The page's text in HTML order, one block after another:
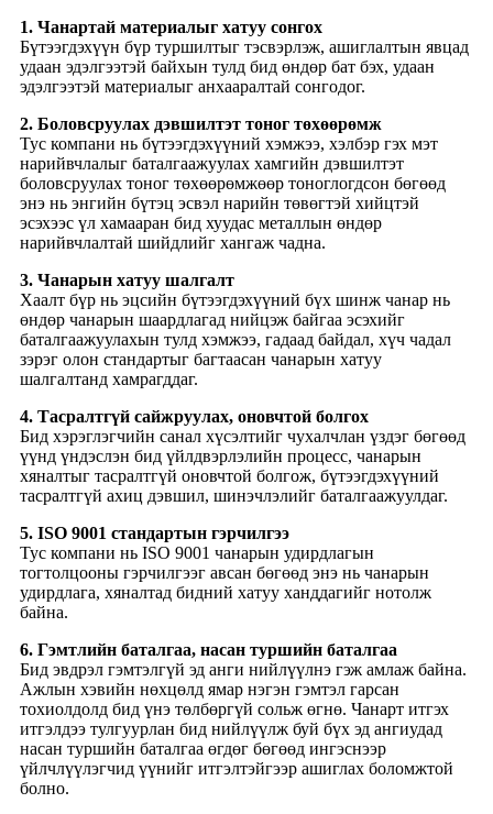
1. Чанартай материалыг хатуу сонгох
Бүтээгдэхүүн бүр туршилтыг тэсвэрлэж, ашиглалтын явцад
удаан эдэлгээтэй байхын тулд бид өндөр бат бэх, удаан
эдэлгээтэй материалыг анхааралтай сонгодог.
2. Боловсруулах дэвшилтэт тоног төхөөрөмж
Тус компани нь бүтээгдэхүүний хэмжээ, хэлбэр гэх мэт
нарийвчлалыг баталгаажуулах хамгийн дэвшилтэт
боловсруулах тоног төхөөрөмжөөр тоноглогдсон бөгөөд
энэ нь энгийн бүтэц эсвэл нарийн төвөгтэй хийцтэй
эсэхээс үл хамааран бид хуудас металлын өндөр
нарийвчлалтай шийдлийг хангаж чадна.
3. Чанарын хатуу шалгалт
Хаалт бүр нь эцсийн бүтээгдэхүүний бүх шинж чанар нь
өндөр чанарын шаардлагад нийцэж байгаа эсэхийг
баталгаажуулахын тулд хэмжээ, гадаад байдал, хүч чадал
зэрэг олон стандартыг багтаасан чанарын хатуу
шалгалтанд хамрагддаг.
4. Тасралтгүй сайжруулах, оновчтой болгох
Бид хэрэглэгчийн санал хүсэлтийг чухалчлан үздэг бөгөөд
үүнд үндэслэн бид үйлдвэрлэлийн процесс, чанарын
хяналтыг тасралтгүй оновчтой болгож, бүтээгдэхүүний
тасралтгүй ахиц дэвшил, шинэчлэлийг баталгаажуулдаг.
5. ISO 9001 стандартын гэрчилгээ
Тус компани нь ISO 9001 чанарын удирдлагын
тогтолцооны гэрчилгээг авсан бөгөөд энэ нь чанарын
удирдлага, хяналтад бидний хатуу ханддагийг нотолж
байна.
6. Гэмтлийн баталгаа, насан туршийн баталгаа
Бид эвдрэл гэмтэлгүй эд анги нийлүүлнэ гэж амлаж байна.
Ажлын хэвийн нөхцөлд ямар нэгэн гэмтэл гарсан
тохиолдолд бид үнэ төлбөргүй сольж өгнө. Чанарт итгэх
итгэлдээ тулгуурлан бид нийлүүлж буй бүх эд ангиудад
насан туршийн баталгаа өгдөг бөгөөд ингэснээр
үйлчлүүлэгчид үүнийг итгэлтэйгээр ашиглах боломжтой
болно.